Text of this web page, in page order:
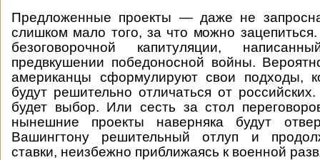
Предложенные проекты — даже не
слишком мало того, за что можно
безоговорочной капитуляции,
предвкушении победоносной войны.
американцы сформулируют свои подходы,
будут решительно отличаться от
будет выбор. Или сесть за стол
нынешние проекты наверняка будут
Вашингтону решительный отлуп и
ставки, неизбежно приближаясь к военной